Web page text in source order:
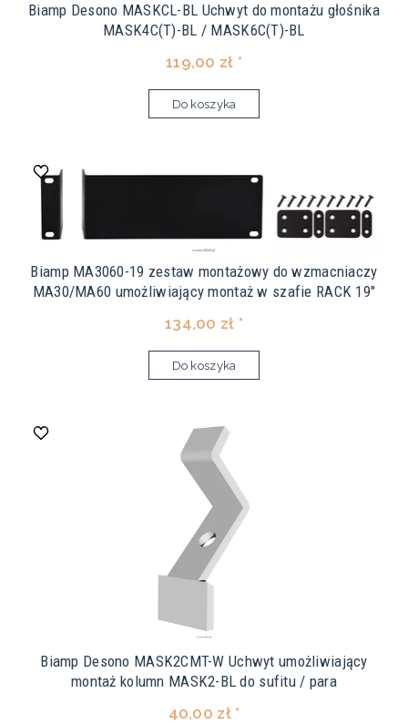
Biamp Desono MASKCL-BL Uchwyt do montażu głośnika
MASK4C(T)-BL / MASK6C(T)-BL
119,00 zł *
Do koszyka
Biamp MA3060-19 zestaw montażowy do wzmacniaczy
MA30/MA60 umożliwiający montaż w szafie RACK 19"
134,00 zł *
Do koszyka
Biamp Desono MASK2CMT-W Uchwyt umożliwiający
montaż kolumn MASK2-BL do sufitu / para
40,00 zł *